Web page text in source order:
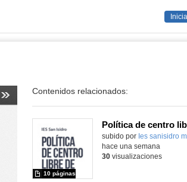
Contenidos relacionados:
subido por Ies sanisidro
10 páginas
hace una semana
30visualizaciones